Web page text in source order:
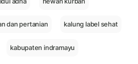
dan pertanian kalung label sehat
kabupaten indramayu